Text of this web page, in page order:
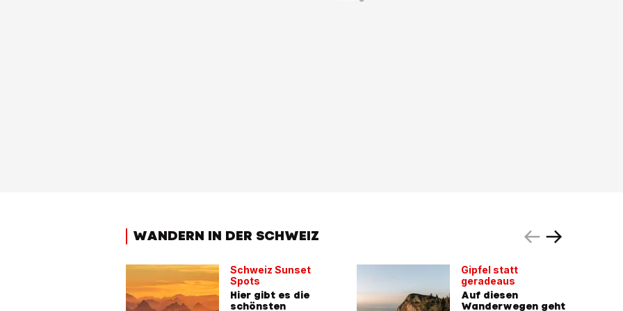
WANDERN IN DER SCHWEIZ
Schweiz Sunset
Spots
Hier gibt es die
schönsten
Gipfel statt
geradeaus
Auf diesen
Wanderwegen geht